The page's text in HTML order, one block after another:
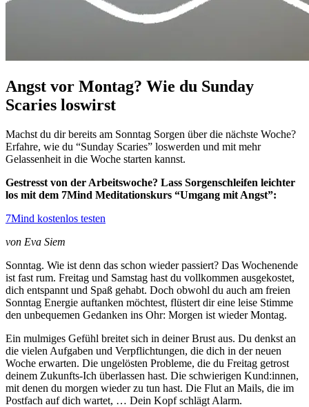
Angst vor Montag? Wie du Sunday
Scaries loswirst
Machst du dir bereits am Sonntag Sorgen über die nächste Woche?
Erfahre, wie du “Sunday Scaries” loswerden und mit mehr
Gelassenheit in die Woche starten kannst.
Gestresst von der Arbeitswoche? Lass Sorgenschleifen leichter
los mit dem 7Mind Meditationskurs “Umgang mit Angst”:
7Mind kostenlos testen
von Eva Siem
Sonntag. Wie ist denn das schon wieder passiert? Das Wochenende
ist fast rum. Freitag und Samstag hast du vollkommen ausgekostet,
dich entspannt und Spaß gehabt. Doch obwohl du auch am freien
Sonntag Energie auftanken möchtest, flüstert dir eine leise Stimme
den unbequemen Gedanken ins Ohr: Morgen ist wieder Montag.
Ein mulmiges Gefühl breitet sich in deiner Brust aus. Du denkst an
die vielen Aufgaben und Verpflichtungen, die dich in der neuen
Woche erwarten. Die ungelösten Probleme, die du Freitag getrost
deinem Zukunfts-Ich überlassen hast. Die schwierigen Kund:innen,
mit denen du morgen wieder zu tun hast. Die Flut an Mails, die im
Postfach auf dich wartet, … Dein Kopf schlägt Alarm.